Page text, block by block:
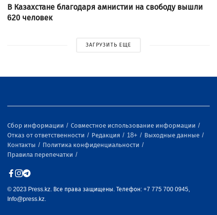
В Казахстане благодаря амнистии на свободу вышли
620 человек
ЗАГРУЗИТЬ ЕЩЕ
Сбор информации
Совместное использование информации
Отказ от ответственности
Редакция 18+
Выходные данные
Контакты
Политика конфиденциальности
Правила перепечатки
© 2023 Press.kz. Все права защищены. Телефон: +7 775 700 0945,
Info@press.kz.